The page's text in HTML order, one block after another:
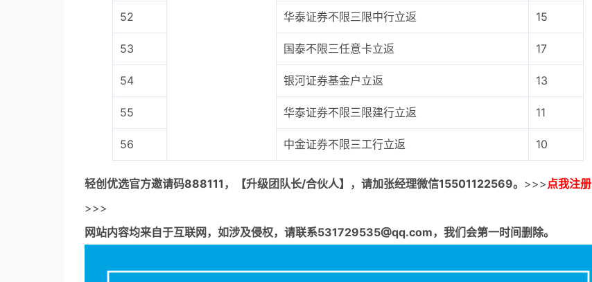
52 华泰证券不限三限中行立返 15
53 国泰不限三任意卡立返 17
54 银河证券基金户立返 13
55 华泰证券不限三限建行立返 11
56 中金证券不限三工行立返 10
轻创优选官方邀请码888111，【升级团队长/合伙人】，请加张经理微信15501122569。 >>>点我注册
>>>
网站内容均来自于互联网，如涉及侵权，请联系531729535@qq.com，我们会第一时间删除。